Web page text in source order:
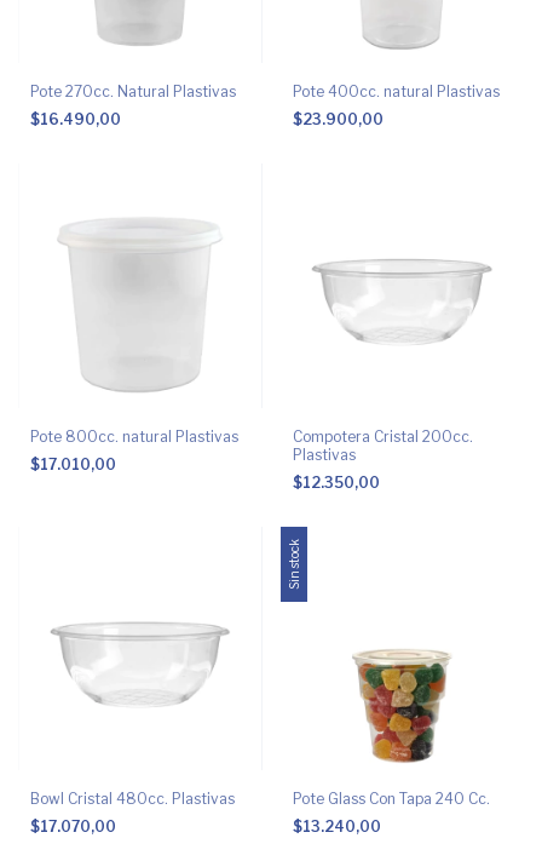
Pote 270cc. Natural Plastivas
$16.490,00
Pote 400cc. natural Plastivas
$23.900,00
Pote 800cc. natural Plastivas
$17.010,00
Compotera Cristal 200cc.
Plastivas
$12.350,00
Bowl Cristal 480cc. Plastivas
$17.070,00
Sin stock
Pote Glass Con Tapa 240 Cc.
$13.240,00